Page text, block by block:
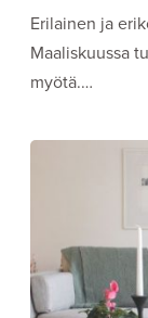
Erilainen ja
Maaliskuussa
myötä.…